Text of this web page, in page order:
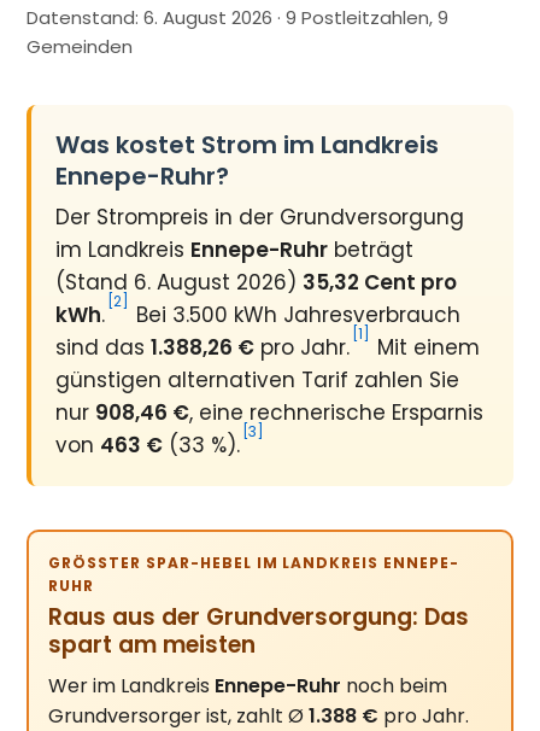
Datenstand:6. August 2026 · 9 Postleitzahlen, 9
Gemeinden
Was kostet Strom im Landkreis
Ennepe-Ruhr?
Der Strompreis in der Grundversorgung
im Landkreis Ennepe-Ruhr beträgt
(Stand 6. August 2026) 35,32 Cent pro
kWh. [2]
Bei 3.500 kWh Jahresverbrauch
sind das1.388,26 € pro Jahr. [1]
Mit einem
günstigen alternativen Tarif zahlen Sie
nur 908,46 €, eine rechnerische Ersparnis
von 463 € (33 %). [3]
GRÖSSTER SPAR-HEBEL IM LANDKREIS ENNEPE-R
UHR
Raus aus der Grundversorgung: Das
spart am meisten
Wer im Landkreis Ennepe-Ruhr noch beim
Grundversorger ist, zahlt Ø1.388 € pro Jahr.